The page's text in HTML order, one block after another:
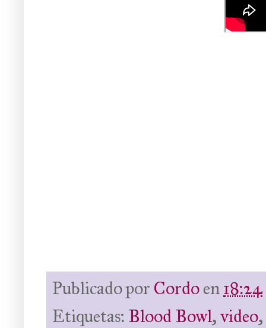
Publicado por Cordoen18:24
Etiquetas: Blood Bowl,video,